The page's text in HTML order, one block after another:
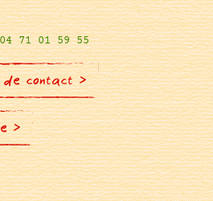
04 71 01 59 55
de contact >
>